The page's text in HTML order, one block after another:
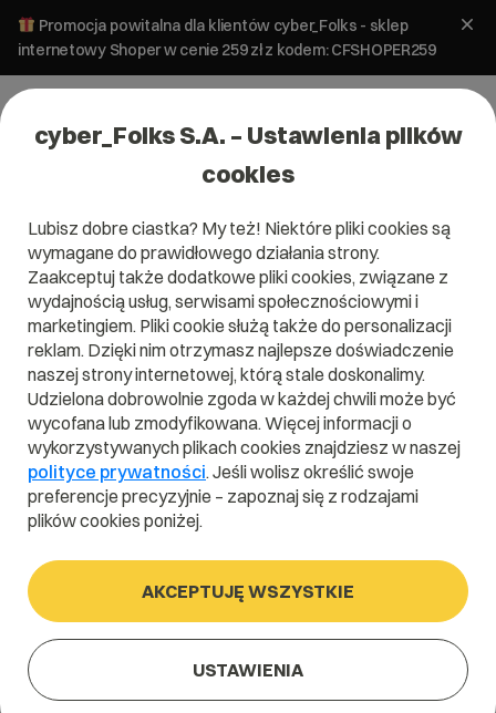
Promocja powitalna dla klientów cyber_Folks - sklep
internetowy Shoper w cenie 259 zł z kodem: CFSHOPER259
Domena .events
.events
Szukaj
cyber_Folks S.A. – Ustawienia plików
cookies
Lubisz dobre ciastka? My też! Niektóre pliki cookies są
wymagane do prawidłowego działania strony.
Zaakceptuj także dodatkowe pliki cookies, związane z
wydajnością usług, serwisami społecznościowymi i
marketingiem. Pliki cookie służą także do personalizacji
reklam. Dzięki nim otrzymasz najlepsze doświadczenie
naszej strony internetowej, którą stale doskonalimy.
Udzielona dobrowolnie zgoda w każdej chwili może być
wycofana lub zmodyfikowana. Więcej informacji o
wykorzystywanych plikach cookies znajdziesz w naszej
polityce prywatności. Jeśli wolisz określić swoje
preferencje precyzyjnie – zapoznaj się z rodzajami
plików cookies poniżej.
AKCEPTUJĘ WSZYSTKIE
USTAWIENIA